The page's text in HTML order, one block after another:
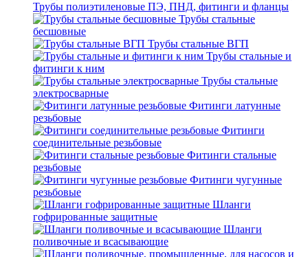
Трубы полиэтиленовые ПЭ, ПНД, фитинги и фланцы
Трубы стальные
бесшовные
Трубы стальные ВГП
Трубы стальные и
фитинги к ним
Трубы стальные
электросварные
Фитинги латунные
резьбовые
Фитинги
соединительные резьбовые
Фитинги стальные
резьбовые
Фитинги чугунные
резьбовые
Шланги
гофрированные защитные
Шланги
поливочные и всасывающие